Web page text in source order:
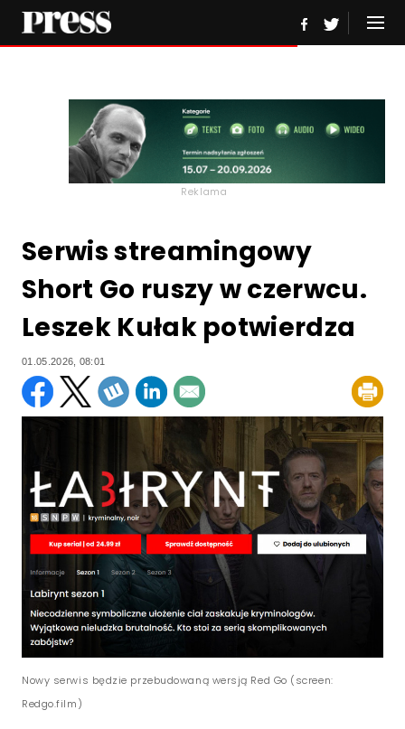
Reklama
Serwis streamingowy
Short Go ruszy w czerwcu.
Leszek Kułak potwierdza
01.05.2026, 08:01
Nowy serwis będzie przebudowaną wersją Red Go (screen:
Redgo.film)